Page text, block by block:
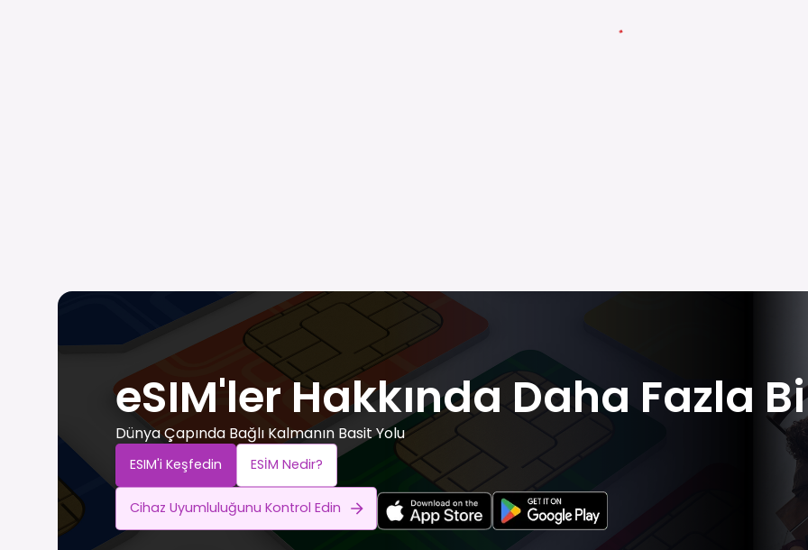
eSIM'ler Hakkında Daha Fazla
Dünya Çapında Bağlı Kalmanın Basit Yolu
ESIM'i Keşfedin ESİM Nedir?
Cihaz Uyumluluğunu Kontrol Edin